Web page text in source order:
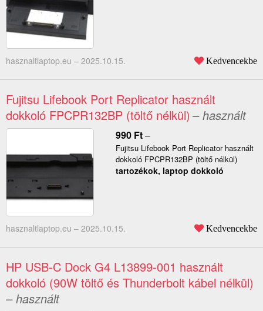
hasznaltlaptop.eu – 2025.10.15. Kedvencekbe
Fujitsu Lifebook Port Replicator használt
dokkoló FPCPR132BP (töltő nélkül) – használt
990 Ft–
Fujitsu Lifebook Port Replicator használt
dokkoló FPCPR132BP (töltő nélkül)
tartozékok, laptop dokkoló
hasznaltlaptop.eu – 2025.10.15. Kedvencekbe
HP USB-C Dock G4 L13899-001 használt
dokkoló (90W töltő és Thunderbolt kábel nélkül)
– használt